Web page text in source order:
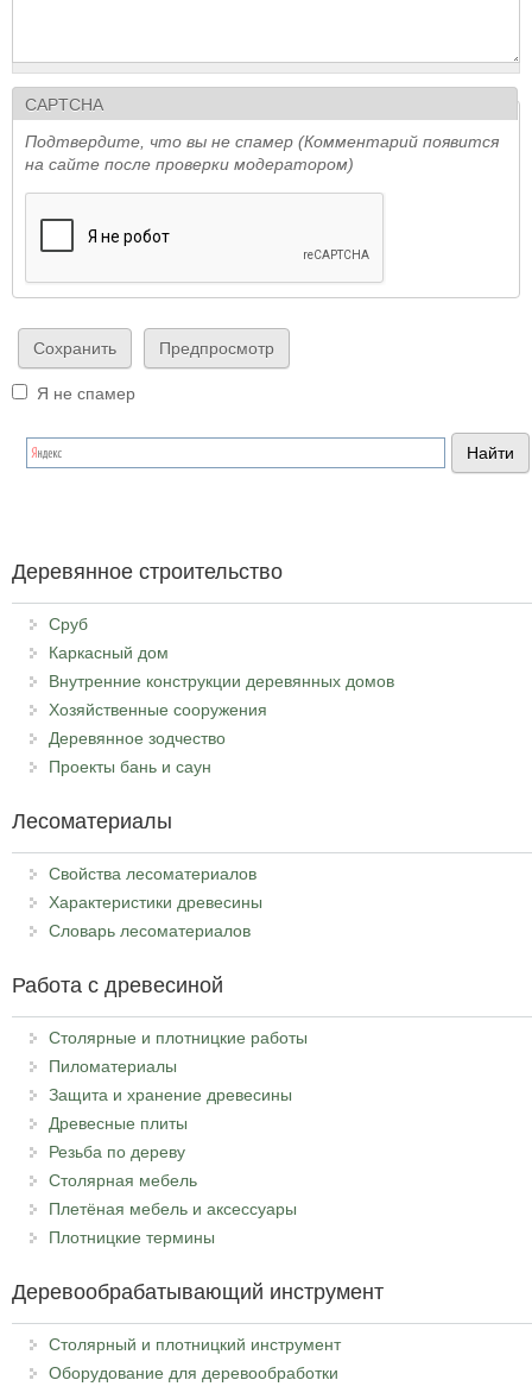
CAPTCHA
Подтвердите, что вы не спамер (Комментарий появится
на сайте после проверки модератором)
Я не спамер
Я спамер
Деревянное строительство
Сруб
Каркасный дом
Внутренние конструкции деревянных домов
Хозяйственные сооружения
Деревянное зодчество
Проекты бань и саун
Лесоматериалы
Свойства лесоматериалов
Характеристики древесины
Словарь лесоматериалов
Работа с древесиной
Столярные и плотницкие работы
Пиломатериалы
Защита и хранение древесины
Древесные плиты
Резьба по дереву
Столярная мебель
Плетёная мебель и аксессуары
Плотницкие термины
Деревообрабатывающий инструмент
Столярный и плотницкий инструмент
Оборудование для деревообработки